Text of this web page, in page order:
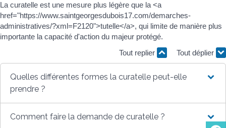
La curatelle est une mesure plus légère que la <a
href="https://www.saintgeorgesdubois17.com/demarches-
administratives/?xml=F2120">tutelle</a>, qui limite de manière plus
importante la capacité d'action du majeur protégé.
Tout replier
Tout déplier
Quelles différentes formes la curatelle peut-elle
prendre ?
Comment faire la demande de curatelle ?